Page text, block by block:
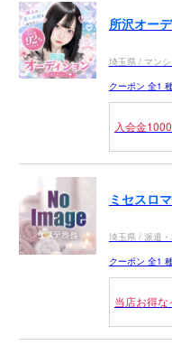
所沢オー
埼玉県 / マン
クーポン 全1
入会金
ミセスロ
埼玉県 / 派遣
クーポン 全1
当店お得な